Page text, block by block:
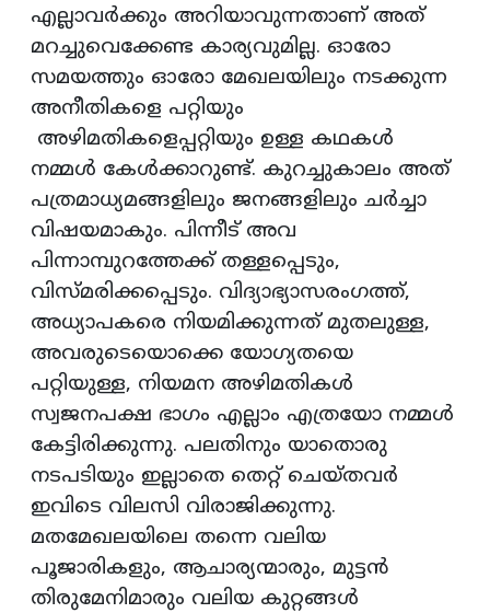
എല്ലാവർക്കും അറിയാവുന്നതാണ് അത്
മറച്ചുവെക്കേണ്ട കാര്യവുമില്ല. ഓരോ
സമയത്തും ഓരോ മേഖലയിലും നടക്കുന്ന
അനീതികളെ പറ്റിയും
അഴിമതികളെപ്പറ്റിയും ഉള്ള കഥകൾ
നമ്മൾ കേൾക്കാറുണ്ട്. കുറച്ചുകാലം അത്
പത്രമാധ്യമങ്ങളിലും ജനങ്ങളിലും ചർച്ചാ
വിഷയമാകും. പിന്നീട് അവ
പിന്നാമ്പുറത്തേക്ക് തള്ളപ്പെടും,
വിസ്മരിക്കപ്പെടും. വിദ്യാഭ്യാസരംഗത്ത്,
അധ്യാപകരെ നിയമിക്കുന്നത് മുതലുള്ള,
അവരുടെയൊക്കെ യോഗ്യതയെ
പറ്റിയുള്ള, നിയമന അഴിമതികൾ
സ്വജനപക്ഷ ഭാഗം എല്ലാം എത്രയോ നമ്മൾ
കേട്ടിരിക്കുന്നു. പലതിനും യാതൊരു
നടപടിയും ഇല്ലാതെ തെറ്റ് ചെയ്തവർ
ഇവിടെ വിലസി വിരാജിക്കുന്നു.
മതമേഖലയിലെ തന്നെ വലിയ
പൂജാരികളും, ആചാര്യന്മാരും, മുട്ടൻ
തിരുമേനിമാരും വലിയ കുറ്റങ്ങൾ